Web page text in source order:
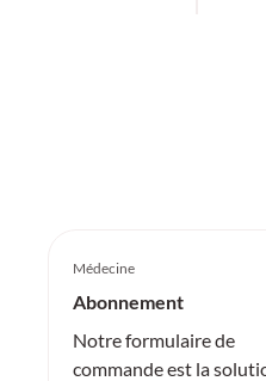
Médecine
Abonnement
Notre formulaire de
commande est la